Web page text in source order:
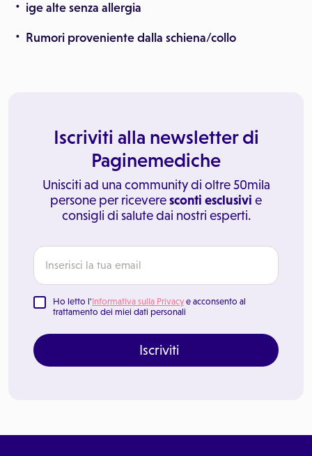
ige alte senza allergia
Rumori proveniente dalla schiena/collo
Iscriviti alla newsletter di
Paginemediche
Unisciti ad una community di oltre 50mila
persone per riceveresconti esclusivi e
consigli di salute dai nostri esperti.
Ho letto l'Informativa sulla Privacy e acconsento al
trattamento dei miei dati personali
Iscriviti